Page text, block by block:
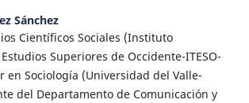
Sánchez
Científicos Sociales (Instituto
Superiores de Occidente-ITESO-
en Sociología (Universidad del Valle-
del Departamento de Comunicación y